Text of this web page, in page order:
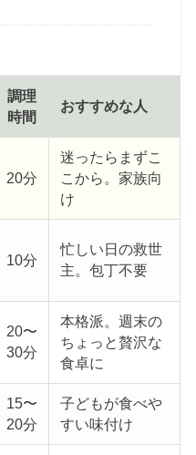
調理
時間
おすすめな人
20分
迷ったらまずこ
こから。家族向
け
10分
忙しい日の救世
主。包丁不要
20〜
30分
本格派。週末の
ちょっと贅沢な
食卓に
15〜
20分
子どもが食べや
すい味付け